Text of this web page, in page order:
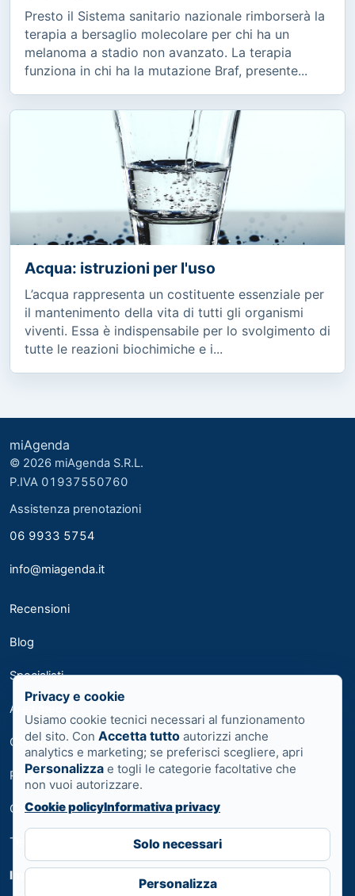
Presto il Sistema sanitario nazionale rimborserà la
terapia a bersaglio molecolare per chi ha un
melanoma a stadio non avanzato. La terapia
funziona in chi ha la mutazione Braf, presente...
Acqua: istruzioni per l'uso
L’acqua rappresenta un costituente essenziale per
il mantenimento della vita di tutti gli organismi
viventi. Essa è indispensabile per lo svolgimento di
tutte le reazioni biochimiche e i...
miAgenda
© 2026 miAgenda S.R.L.
P.IVA 01937550760
Assistenza prenotazioni
06 9933 5754
info@miagenda.it
Recensioni
Blog
Specialisti
Area medici
Contatti
Privacy
Cookie
Termini
Impostazioni cookie
Privacy e cookie
Usiamo cookie tecnici necessari al funzionamento
del sito. Con Accetta tutto autorizzi anche
analytics e marketing; se preferisci scegliere, apri
Personalizza e togli le categorie facoltative che
non vuoi autorizzare.
Cookie policyInformativa privacy
Solo necessari
Personalizza